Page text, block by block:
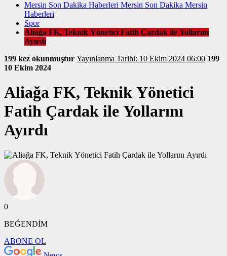
Mersin Son Dakika Haberleri Mersin Son Dakika Mersin
Haberleri
Spor
Aliağa FK, Teknik Yönetici Fatih Çardak ile Yollarını
Ayırdı
199 kez okunmuştur
Yayınlanma Tarihi: 10 Ekim 2024 06:00 199
10 Ekim 2024
Aliağa FK, Teknik Yönetici
Fatih Çardak ile Yollarını
Ayırdı
0
BEĞENDİM
ABONE OL